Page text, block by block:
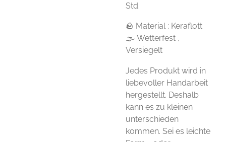
Std.
🪨 Material : Keraflott
🌫 Wetterfest ,
Versiegelt
Jedes Produkt wird in
liebevoller Handarbeit
hergestellt. Deshalb
kann es zu kleinen
unterschieden
kommen. Sei es leichte